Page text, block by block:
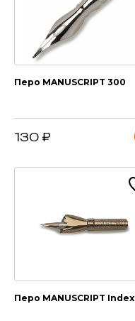
Перо MANUSCRIPT 300
130 ₽
Перо MANUSCRIPT Index